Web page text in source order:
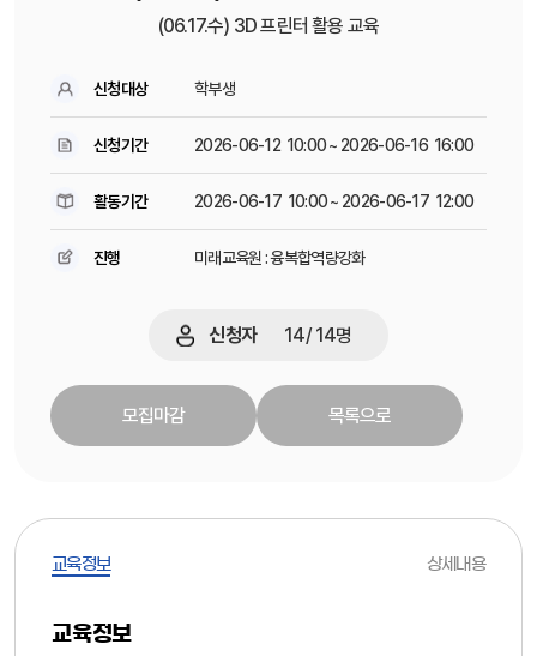
(06.17.수) 3D 프린터 활용 교육
신청대상 학부생
신청기간 2026-06-12 10:00 ~ 2026-06-16 16:00
활동기간 2026-06-17 10:00 ~ 2026-06-17 12:00
진행 미래교육원 : 융복합역량강화
신청자 14/14명
모집마감 목록으로
교육정보 상세내용
교육정보